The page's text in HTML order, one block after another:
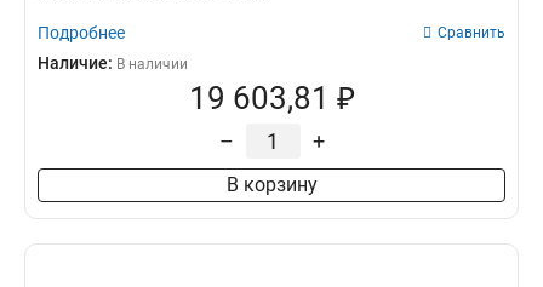
Подробнее Сравнить
Наличие: В наличии
19 603,81 ₽
– +
В корзину